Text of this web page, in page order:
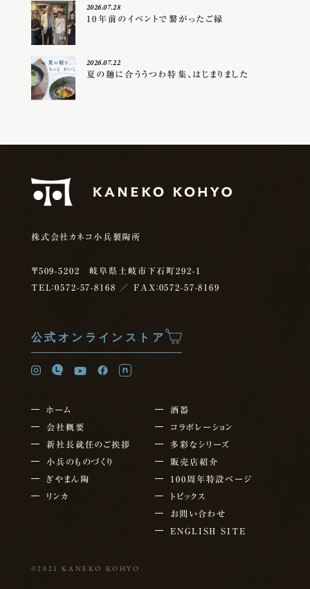
2026.07.28
10年前のイベントで繋がったご縁
2026.07.22
夏の麺に合ううつわ特集、はじまりました
株式会社カネコ小兵製陶所
〒509-5202 岐阜県土岐市下石町292-1
TEL：0572-57-8168
／ FAX：0572-57-8169
公式オンラインストア
ホーム
会社概要
新社長就任のご挨拶
小兵のものづくり
ぎやまん陶
リンカ
酒器
コラボレーション
多彩なシリーズ
販売店紹介
100周年特設ページ
トピックス
お問い合わせ
ENGLISH SITE
©2021 KANEKO KOHYO.